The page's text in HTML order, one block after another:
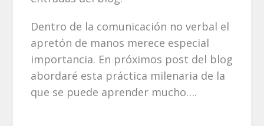
Dentro de la comunicación no verbal el
apretón de manos merece especial
importancia. En próximos post del blog
abordaré esta práctica milenaria de la
que se puede aprender mucho….